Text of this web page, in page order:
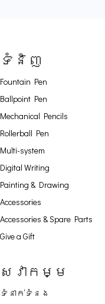
ទំនិញ
Fountain Pen
Ballpoint Pen
Mechanical Pencils
Rollerball Pen
Multi-system
Digital Writing
Painting & Drawing
Accessories
Accessories & Spare Parts
Give a Gift
សេវាកម្ម
ទំនាក់ទំនង